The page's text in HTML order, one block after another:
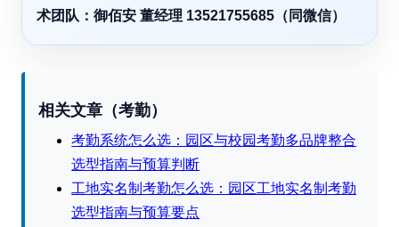
术团队：御佰安 董经理 13521755685（同微信）
相关文章（考勤）
考勤系统怎么选：园区与校园考勤多品牌整合
选型指南与预算判断
工地实名制考勤怎么选：园区工地实名制考勤
选型指南与预算要点